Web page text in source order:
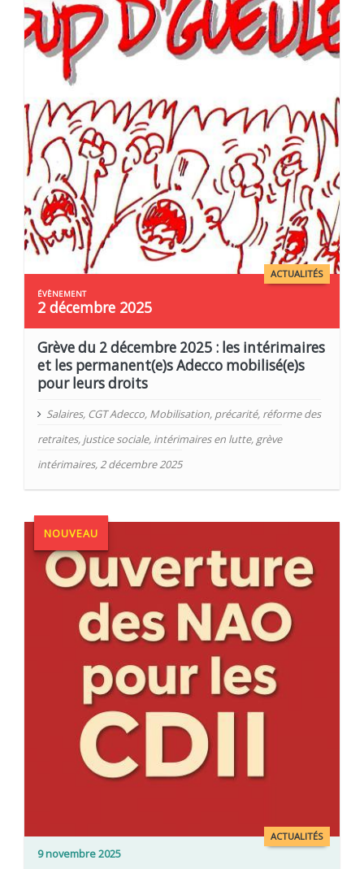
ACTUALITÉS
2 décembre 2025
Grève du 2 décembre 2025 : les intérimaires
et les permanent(e)s Adecco mobilisé(e)s
pour leurs droits
Salaires, CGT Adecco, Mobilisation, précarité, réforme des
retraites, justice sociale, intérimaires en lutte, grève
intérimaires,2 décembre 2025
NOUVEAU
ACTUALITÉS
9 novembre 2025